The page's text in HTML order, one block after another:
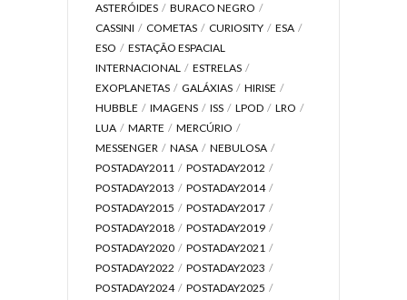
ASTERÓIDES
BURACO NEGRO
CASSINI
COMETAS CURIOSITY
ESA
ESO
ESTAÇÃO ESPACIAL
INTERNACIONAL
ESTRELAS
EXOPLANETAS
GALÁXIAS
HIRISE
HUBBLE
IMAGENS ISS LPOD
LRO
LUA
MARTE
MERCÚRIO
MESSENGER
NASA
NEBULOSA
POSTADAY2011
POSTADAY2012
POSTADAY2013
POSTADAY2014
POSTADAY2015
POSTADAY2017
POSTADAY2018
POSTADAY2019
POSTADAY2020
POSTADAY2021
POSTADAY2022
POSTADAY2023
POSTADAY2024
POSTADAY2025